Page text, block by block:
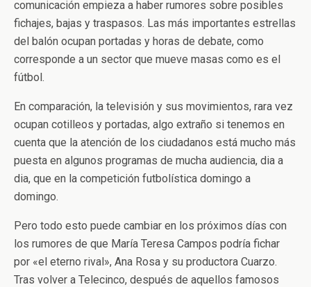
comunicación empieza a haber rumores sobre posibles
fichajes, bajas y traspasos. Las más importantes estrellas
del balón ocupan portadas y horas de debate, como
corresponde a un sector que mueve masas como es el
fútbol.
En comparación, la televisión y sus movimientos, rara vez
ocupan cotilleos y portadas, algo extraño si tenemos en
cuenta que la atención de los ciudadanos está mucho más
puesta en algunos programas de mucha audiencia, dia a
dia, que en la competición futbolística domingo a
domingo.
Pero todo esto puede cambiar en los próximos días con
los rumores de que María Teresa Campos podría fichar
por «el eterno rival», Ana Rosa y su productora Cuarzo.
Tras volver a Telecinco, después de aquellos famosos